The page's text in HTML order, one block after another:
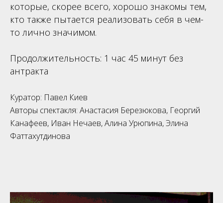
которые, скорее всего, хорошо знакомы тем,
кто также пытается реализовать себя в чем-
то лично значимом.
Продолжительность: 1 час 45 минут без
антракта
Куратор: Павел Киев
Авторы спектакля: Анастасия Березюкова, Георгий
Канафеев, Иван Нечаев, Алина Урюпина, Элина
Фаттахутдинова